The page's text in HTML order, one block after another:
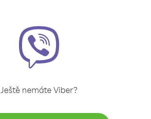
Ještě nemáte Viber?